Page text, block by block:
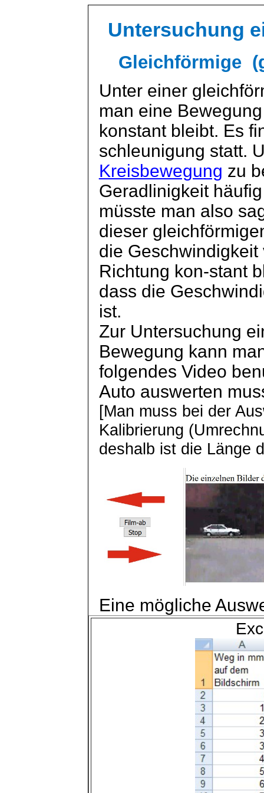
Untersuchung
Gleichförmige (
Unter einer
man eine
konstant bleibt. Es
schleunigung statt.
Kreisbewegung zu
Geradlinigkeit
müsste man also
dieser
die
Richtung kon-stant
dass die
ist.
Zur Untersuchung
Bewegung kann
folgendes Video
Auto auswerten
[Man muss bei der
Kalibrierung
deshalb ist die Länge
Eine mögliche